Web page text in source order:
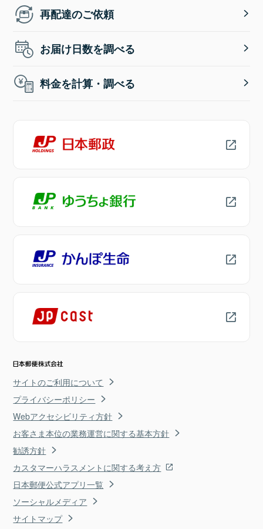
再配達のご依頼
お届け日数を調べる
料金を計算・調べる
サイトのご利用について
プライバシーポリシー
Webアクセシビリティ方針
お客さま本位の業務運営に関する基本方針
勧誘方針
カスタマーハラスメントに関する考え方
日本郵便公式アプリ一覧
ソーシャルメディア
サイトマップ